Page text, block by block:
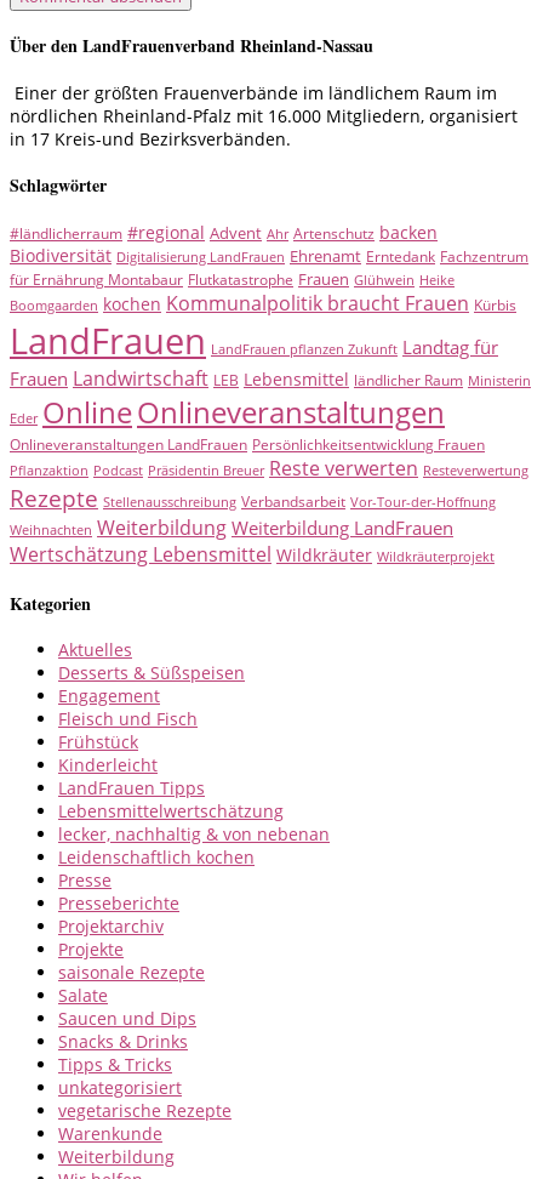
Über den LandFrauenverband Rheinland-Nassau
Einer der größten Frauenverbände im ländlichem Raum im
nördlichen Rheinland-Pfalz mit 16.000 Mitgliedern, organisiert
in 17 Kreis-und Bezirksverbänden.
Schlagwörter
#ländlicherraum #regional Advent Ahr Artenschutz backen
Biodiversität Digitalisierung LandFrauen Ehrenamt Erntedank Fachzentrum
für Ernährung Montabaur Flutkatastrophe Frauen Glühwein Heike
Boomgaarden kochen Kommunalpolitik braucht Frauen Kürbis
LandFrauen LandFrauen pflanzen Zukunft Landtag für
Frauen Landwirtschaft LEB Lebensmittel ländlicher Raum Ministerin
Eder OnlineOnlineveranstaltungen
Onlineveranstaltungen LandFrauen Persönlichkeitsentwicklung Frauen
Pflanzaktion Podcast Präsidentin Breuer Reste verwerten Resteverwertung
Rezepte Stellenausschreibung Verbandsarbeit Vor-Tour-der-Hoffnung
Weihnachten Weiterbildung Weiterbildung LandFrauen
Wertschätzung Lebensmittel Wildkräuter Wildkräuterprojekt
Kategorien
Aktuelles
Desserts & Süßspeisen
Engagement
Fleisch und Fisch
Frühstück
Kinderleicht
LandFrauen Tipps
Lebensmittelwertschätzung
lecker, nachhaltig & von nebenan
Leidenschaftlich kochen
Presse
Presseberichte
Projektarchiv
Projekte
saisonale Rezepte
Salate
Saucen und Dips
Snacks & Drinks
Tipps & Tricks
unkategorisiert
vegetarische Rezepte
Warenkunde
Weiterbildung